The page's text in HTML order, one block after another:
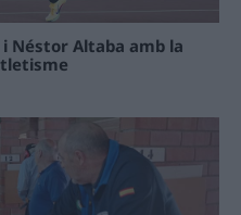
Néstor Altaba amb la